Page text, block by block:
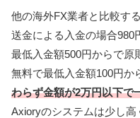
他の海外FX業者と比較する
送金による入金の場合980
最低入金額500円からで原
無料で最低入金額100円か
わらず金額が2万円以下で
Axioryのシステムは少し高